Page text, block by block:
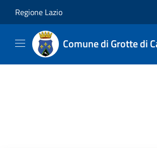
Regione Lazio
Comune di Grotte di